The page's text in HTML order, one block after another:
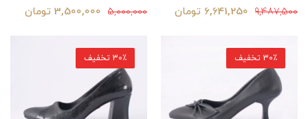
9,487,500 6,641,250 تومان 5,000,000 3,500,000 تومان
30٪ تخفیف 30٪ تخفیف